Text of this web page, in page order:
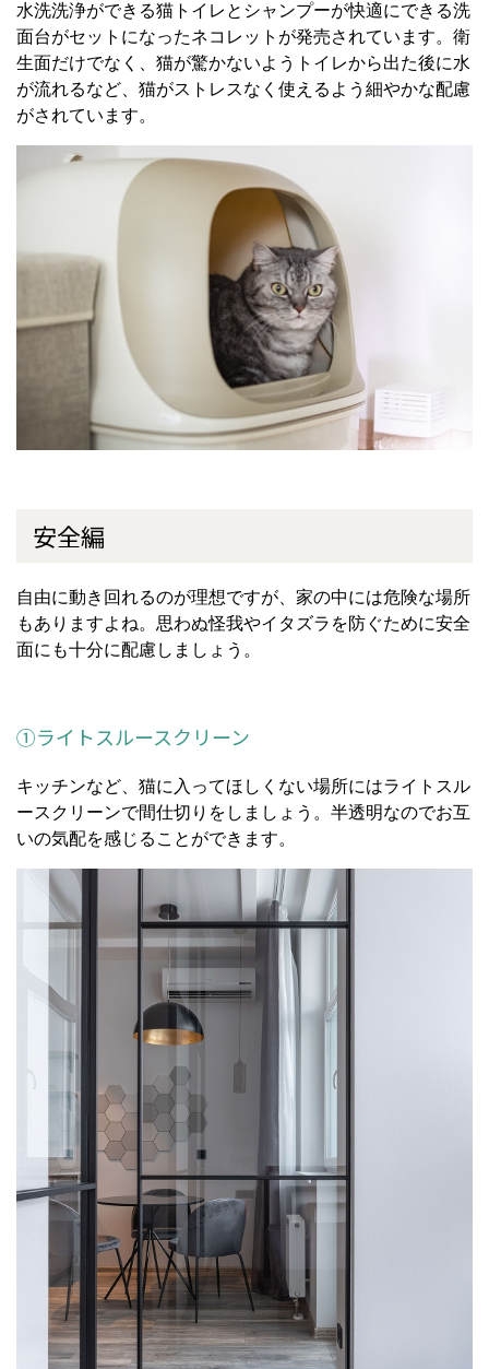
水洗洗浄ができる猫トイレとシャンプーが快適にできる洗
面台がセットになったネコレットが発売されています。衛
生面だけでなく、猫が驚かないようトイレから出た後に水
が流れるなど、猫がストレスなく使えるよう細やかな配慮
がされています。
安全編
自由に動き回れるのが理想ですが、家の中には危険な場所
もありますよね。思わぬ怪我やイタズラを防ぐために安全
面にも十分に配慮しましょう。
①ライトスルースクリーン
キッチンなど、猫に入ってほしくない場所にはライトスル
ースクリーンで間仕切りをしましょう。半透明なのでお互
いの気配を感じることができます。